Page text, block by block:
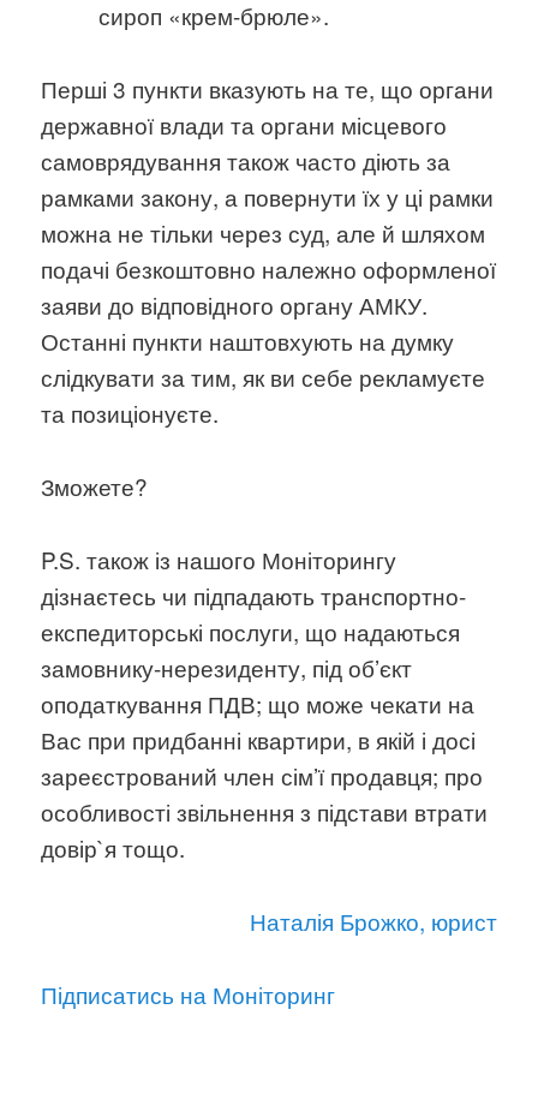
сироп «крем-брюле».
Перші 3 пункти вказують на те, що органи
державної влади та органи місцевого
самоврядування також часто діють за
рамками закону, а повернути їх у ці рамки
можна не тільки через суд, але й шляхом
подачі безкоштовно належно оформленої
заяви до відповідного органу АМКУ.
Останні пункти наштовхують на думку
слідкувати за тим, як ви себе рекламуєте
та позиціонуєте.
Зможете?
P.S. також із нашого Моніторингу
дізнаєтесь чи підпадають транспортно-
експедиторські послуги, що надаються
замовнику-нерезиденту, під об’єкт
оподаткування ПДВ; що може чекати на
Вас при придбанні квартири, в якій і досі
зареєстрований член сім’ї продавця; про
особливості звільнення з підстави втрати
довір`я тощо.
Наталія Брожко, юрист
Підписатись на Моніторинг